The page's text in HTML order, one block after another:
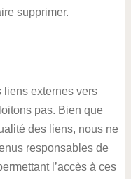
supprimer.
liens externes vers
pas. Bien que
des liens, nous ne
responsables de
l’accès à ces